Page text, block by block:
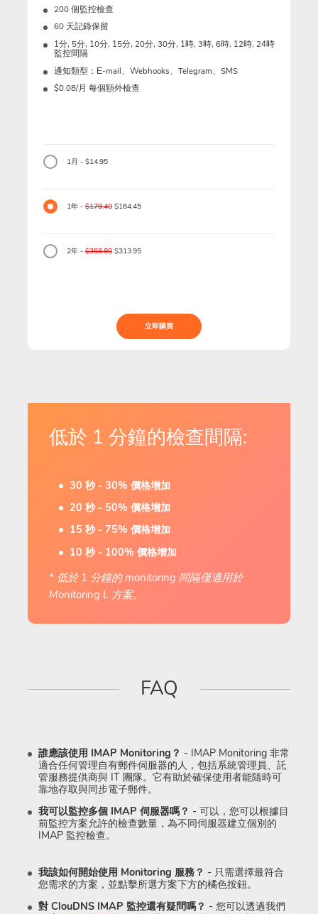
200 個監控檢查
60 天記錄保留
1分, 5分, 10分, 15分, 20分, 30分, 1時, 3時, 6時, 12時, 24時
監控間隔
通知類型：Е-mail、Webhooks、Telegram、SMS
$0.08/月 每個額外檢查
1月 - $14.95
1年 -$179.40$164.45
2年 -$358.80$313.95
立即購買
低於 1 分鐘的檢查間隔:
30 秒 - 30% 價格增加
20 秒 - 50% 價格增加
15 秒 - 75% 價格增加
10 秒 - 100% 價格增加
* 低於 1 分鐘的 monitoring 間隔僅適用於
Monitoring L 方案。
FAQ
誰應該使用 IMAP Monitoring？ - IMAP Monitoring 非常
適合任何管理自有郵件伺服器的人，包括系統管理員、託
管服務提供商與 IT 團隊。它有助於確保使用者能隨時可
靠地存取與同步電子郵件。
我可以監控多個 IMAP 伺服器嗎？ - 可以，您可以根據目
前監控方案允許的檢查數量，為不同伺服器建立個別的
IMAP 監控檢查。
我該如何開始使用 Monitoring 服務？ - 只需選擇最符合
您需求的方案，並點擊所選方案下方的橘色按鈕。
對 ClouDNS IMAP 監控還有疑問嗎？ - 您可以透過我們